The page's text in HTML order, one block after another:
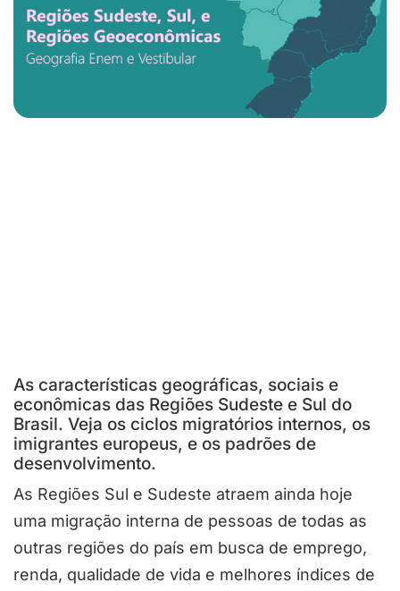
As características geográficas, sociais e
econômicas das Regiões Sudeste e Sul do
Brasil. Veja os ciclos migratórios internos, os
imigrantes europeus, e os padrões de
desenvolvimento.
As Regiões Sul e Sudeste atraem ainda hoje
uma migração interna de pessoas de todas as
outras regiões do país em busca de emprego,
renda, qualidade de vida e melhores índices de